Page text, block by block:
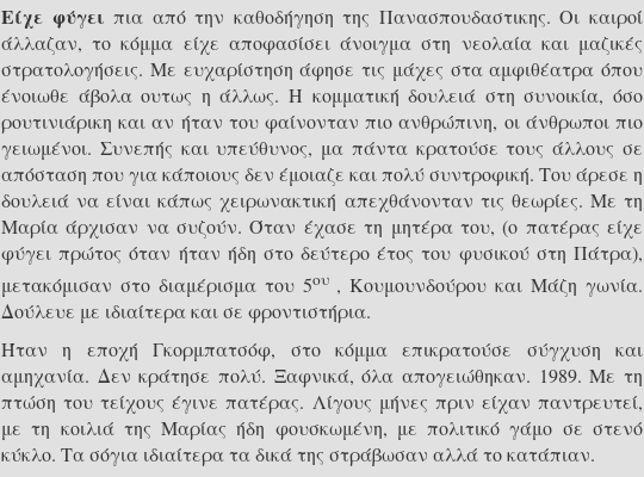
Είχε φύγει πια από την καθοδήγηση της Πανασπουδαστικης. Οι καιροί
άλλαζαν, το κόμμα είχε αποφασίσει άνοιγμα στη νεολαία και μαζικές
στρατολογήσεις. Με ευχαρίστηση άφησε τις μάχες στα αμφιθέατρα όπου
ένοιωθε άβολα ουτως η άλλως. Η κομματική δουλειά στη συνοικία, όσο
ρουτινιάρικη και αν ήταν του φαίνονταν πιο ανθρώπινη, οι άνθρωποι πιο
γειωμένοι. Συνεπής και υπεύθυνος, μα πάντα κρατούσε τους άλλους σε
απόσταση που για κάποιους δεν έμοιαζε και πολύ συντροφική. Του άρεσε η
δουλειά να είναι κάπως χειρωνακτική απεχθάνονταν τις θεωρίες. Με τη
Μαρία άρχισαν να συζούν. Όταν έχασε τη μητέρα του, (ο πατέρας είχε
φύγει πρώτος όταν ήταν ήδη στο δεύτερο έτος του φυσικού στη Πάτρα),
μετακόμισαν στο διαμέρισμα του 5ου, Κουμουνδούρου και Μάζη γωνία.
Δούλευε με ιδιαίτερα και σε φροντιστήρια.
Ήταν η εποχή Γκορμπατσόφ, στο κόμμα επικρατούσε σύγχυση και
αμηχανία. Δεν κράτησε πολύ. Ξαφνικά, όλα απογειώθηκαν. 1989. Με τη
πτώση του τείχους έγινε πατέρας. Λίγους μήνες πριν είχαν παντρευτεί,
με τη κοιλιά της Μαρίας ήδη φουσκωμένη, με πολιτικό γάμο σε στενό
κύκλο. Τα σόγια ιδιαίτερα τα δικά της στράβωσαν αλλά το κατάπιαν.